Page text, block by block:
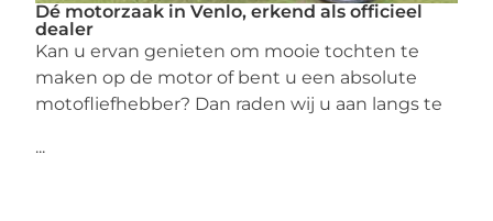
Dé motorzaak in Venlo, erkend als officieel
dealer
Kan u ervan genieten om mooie tochten te
maken op de motor of bent u een absolute
motofliefhebber? Dan raden wij u aan langs te
...